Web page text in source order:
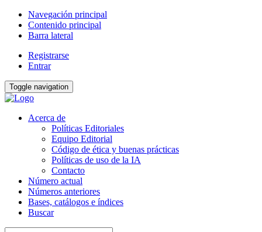
Navegación principal
Contenido principal
Barra lateral
Registrarse
Entrar
Toggle navigation
Acerca de
Políticas Editoriales
Equipo Editorial
Código de ética y buenas prácticas
Políticas de uso de la IA
Contacto
Número actual
Números anteriores
Bases, catálogos e índices
Buscar